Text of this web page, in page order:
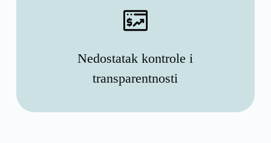
Nedostatak kontrole i
transparentnosti